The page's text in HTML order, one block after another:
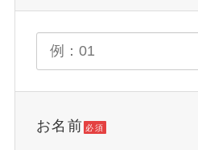
お名前 必須